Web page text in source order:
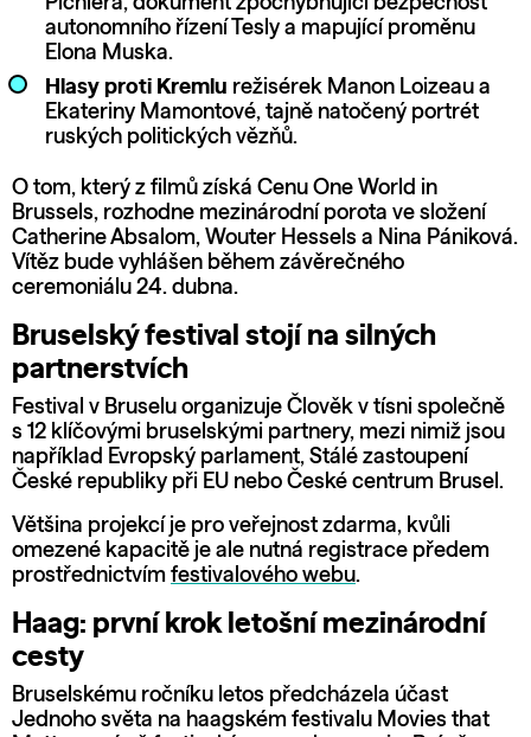
autonomního řízení Tesly a mapující proměnu
Elona Muska.
Hlasy proti Kremlu režisérek Manon Loizeau a
Ekateriny Mamontové, tajně natočený portrét
ruských politických vězňů.
O tom, který z filmů získá Cenu One World in
Brussels, rozhodne mezinárodní porota ve složení
Catherine Absalom, Wouter Hessels a Nina Pániková.
Vítěz bude vyhlášen během závěrečného
ceremoniálu 24. dubna.
Bruselský festival stojí na silných
partnerstvích
Festival v Bruselu organizuje Člověk v tísni společně
s 12 klíčovými bruselskými partnery, mezi nimiž jsou
například Evropský parlament, Stálé zastoupení
České republiky při EU nebo České centrum Brusel.
Většina projekcí je pro veřejnost zdarma, kvůli
omezené kapacitě je ale nutná registrace předem
prostřednictvím festivalového webu.
Haag: první krok letošní mezinárodní
cesty
Bruselskému ročníku letos předcházela účast
Jednoho světa na haagském festivalu Movies that